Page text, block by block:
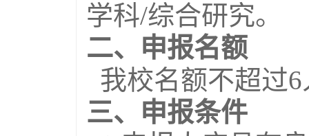
学科/综合研究。
二、申报名额
我校名额不超过
三、申报条件